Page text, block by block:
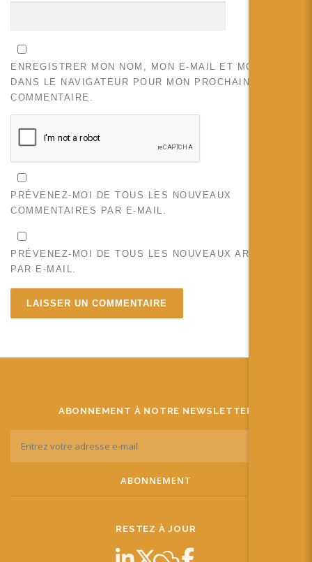
ENREGISTRER MON NOM, MON E-MAIL ET MON SITE
DANS LE NAVIGATEUR POUR MON PROCHAIN
COMMENTAIRE.
PRÉVENEZ-MOI DE TOUS LES NOUVEAUX
COMMENTAIRES PAR E-MAIL.
PRÉVENEZ-MOI DE TOUS LES NOUVEAUX ARTICLES
PAR E-MAIL.
ABONNEMENT À NOTRE NEWSLETTER
RESTEZ À JOUR